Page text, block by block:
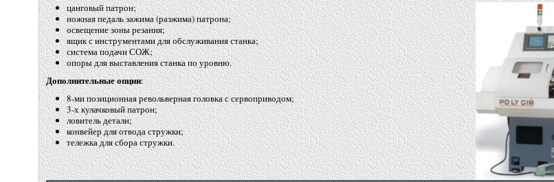
цанговый патрон;
ножная педаль зажима(разжима) патрона;
освещение зоны резания;
ящик с инструментами для обслуживания станка;
система подачи СОЖ;
опоры для выставления станка по уровню.
Дополнительные опции:
8-ми позиционная револьверная головка с сервоприводом;
3-х кулачковый патрон;
ловитель детали;
конвейер для отвода стружки;
тележка для сбора стружки.